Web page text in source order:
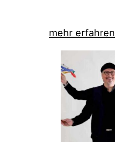
mehr erfahren